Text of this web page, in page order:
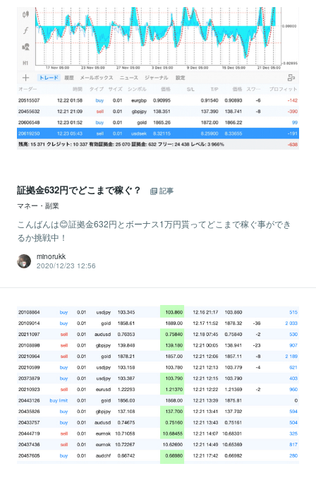
証拠金632円でどこまで稼ぐ？
記事
マネー・副業
こんばんは😊証拠金632円とボーナス1万円貰ってどこまで稼ぐ事ができ
るか挑戦中！
minorukk
2020/12/23 12:56